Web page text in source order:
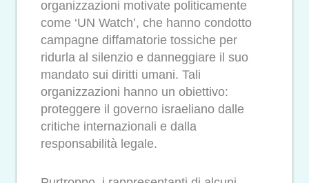
organizzazioni motivate politicamente
come ‘UN Watch’, che hanno condotto
campagne diffamatorie tossiche per
ridurla al silenzio e danneggiare il suo
mandato sui diritti umani. Tali
organizzazioni hanno un obiettivo:
proteggere il governo israeliano dalle
critiche internazionali e dalla
responsabilità legale.